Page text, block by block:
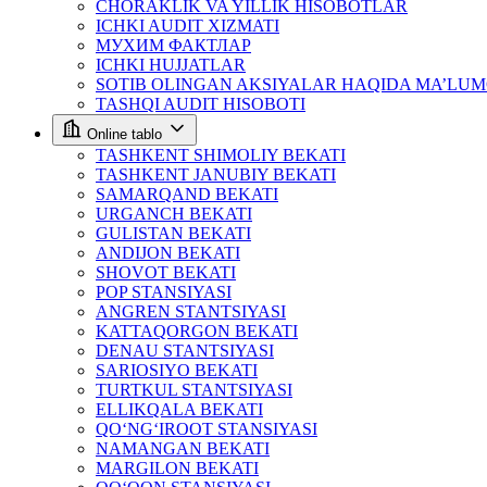
CHORAKLIK VA YILLIK HISOBOTLAR
ICHKI AUDIT XIZMATI
МУХИМ ФАКТЛАР
ICHKI HUJJATLAR
SOTIB OLINGAN AKSIYALAR HAQIDA
TASHQI AUDIT HISOBOTI
Online tablo
TASHKENT SHIMOLIY BEKATI
TASHKENT JANUBIY BEKATI
SAMARQAND BEKATI
URGANCH BEKATI
GULISTAN BEKATI
ANDIJON BEKATI
SHOVOT BEKATI
POP STANSIYASI
ANGREN STANTSIYASI
KATTAQORGON BEKATI
DENAU STANTSIYASI
SARIOSIYO BEKATI
TURTKUL STANTSIYASI
ELLIKQALA BEKATI
QO‘NG‘IROOT STANSIYASI
NAMANGAN BEKATI
MARGILON BEKATI